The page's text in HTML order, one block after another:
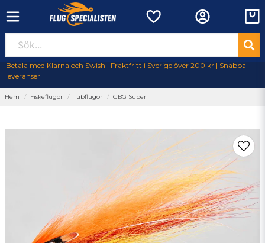
Betala med Klarna och Swish | Fraktfritt i Sverige över 200 kr | Snabba
leveranser
Hem Fiskeflugor Tubflugor GBG Super